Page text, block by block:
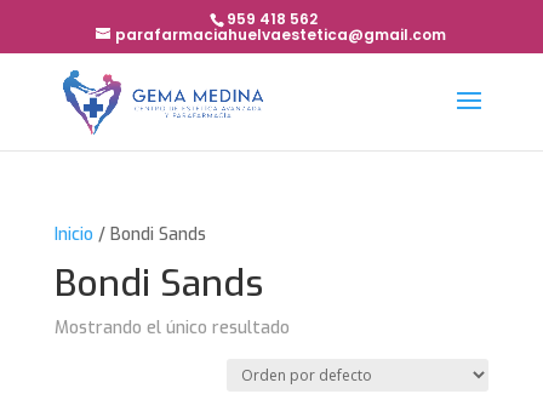
959 418 562
parafarmaciahuelvaestetica@gmail.com
Inicio / Bondi Sands
Bondi Sands
Mostrando el único resultado